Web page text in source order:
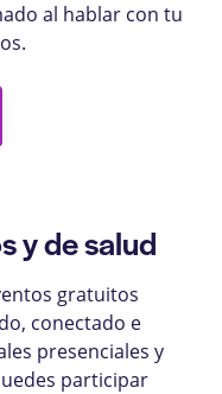
al hablar con tu
y de salud
gratuitos
conectado e
presenciales y
participar